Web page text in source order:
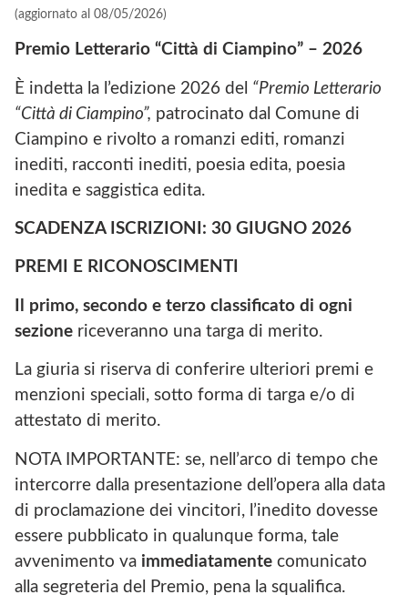
(aggiornato al 08/05/2026)
Premio Letterario “Città di Ciampino” – 2026
È indetta la l’edizione 2026 del “Premio Letterario
“Città di Ciampino”, patrocinato dal Comune di
Ciampino e rivolto a romanzi editi, romanzi
inediti, racconti inediti, poesia edita, poesia
inedita e saggistica edita.
SCADENZA ISCRIZIONI: 30 GIUGNO 2026
PREMI E RICONOSCIMENTI
Il primo, secondo e terzo classificato di ogni
sezione riceveranno una targa di merito.
La giuria si riserva di conferire ulteriori premi e
menzioni speciali, sotto forma di targa e/o di
attestato di merito.
NOTA IMPORTANTE: se, nell’arco di tempo che
intercorre dalla presentazione dell’opera alla data
di proclamazione dei vincitori, l’inedito dovesse
essere pubblicato in qualunque forma, tale
avvenimento va immediatamente comunicato
alla segreteria del Premio, pena la squalifica.